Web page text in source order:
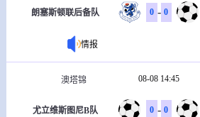
朗塞斯顿联后备队 0 - 0
情报
澳塔锦 08-08 14:45
尤立维斯图尼B队 0 - 0